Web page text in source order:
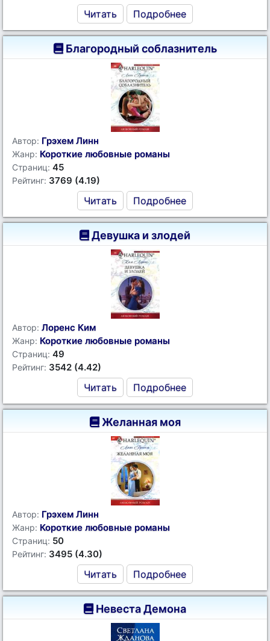
Читать Подробнее
Благородный соблазнитель
Автор: Грэхем Линн
Жанр: Короткие любовные романы
Страниц: 45
Рейтинг: 3769 (4.19)
Читать Подробнее
Девушка и злодей
Автор: Лоренс Ким
Жанр: Короткие любовные романы
Страниц: 49
Рейтинг: 3542 (4.42)
Читать Подробнее
Желанная моя
Автор: Грэхем Линн
Жанр: Короткие любовные романы
Страниц: 50
Рейтинг: 3495 (4.30)
Читать Подробнее
Невеста Демона